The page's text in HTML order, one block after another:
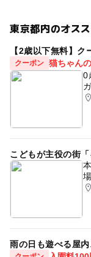
東京都内のオス
【2歳以下無料】
クーポン 猫ちゃん
0
こどもが主役の街
雨の日も遊べる屋